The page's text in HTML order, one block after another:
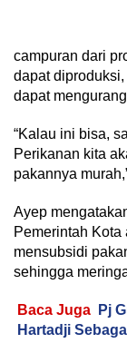
campuran dari
dapat
dapat
“Kalau ini bisa,
Perikanan kita
pakannya
Ayep
Pemerintah
mensubsidi
sehingga
Baca Juga
Pj
Hartadji